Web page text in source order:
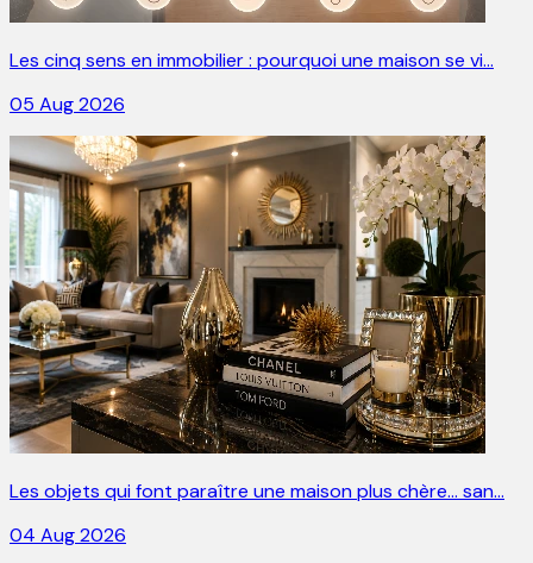
Les cinq sens en immobilier : pourquoi une maison se vi…
05 Aug 2026
Les objets qui font paraître une maison plus chère… san…
04 Aug 2026